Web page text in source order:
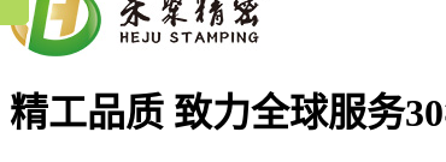
精工品质 致力全球服务